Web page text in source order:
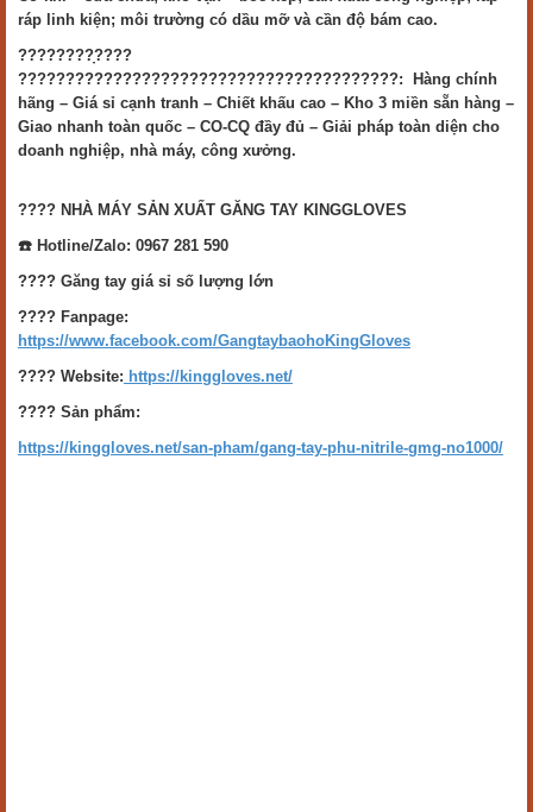
ráp linh kiện; môi trường có dầu mỡ và cần độ bám cao.
????????̣????
????????????????????????????????????????: Hàng chính
hãng – Giá sỉ cạnh tranh – Chiết khấu cao – Kho 3 miền sẵn hàng –
Giao nhanh toàn quốc – CO-CQ đầy đủ – Giải pháp toàn diện cho
doanh nghiệp, nhà máy, công xưởng.
???? NHÀ MÁY SẢN XUẤT GĂNG TAY KINGGLOVES
☎️ Hotline/Zalo: 0967 281 590
???? Găng tay giá sỉ số lượng lớn
???? Fanpage:
https://www.facebook.com/GangtaybaohoKingGloves
???? Website: https://kinggloves.net/
???? Sản phẩm:
https://kinggloves.net/san-pham/gang-tay-phu-nitrile-gmg-no1000/